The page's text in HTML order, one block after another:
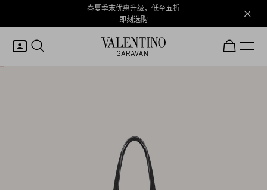
春夏季末优惠升级，低至五折
即刻选购